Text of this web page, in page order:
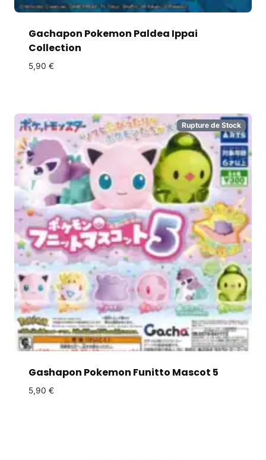
Gachapon Pokemon Paldea Ippai
Collection
5,90 €
Rupture de Stock
Gashapon Pokemon Funitto Mascot 5
5,90 €